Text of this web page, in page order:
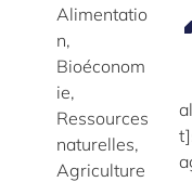
Alimentatio
n,
Bioéconom
ie,
Ressources
naturelles,
Agriculture